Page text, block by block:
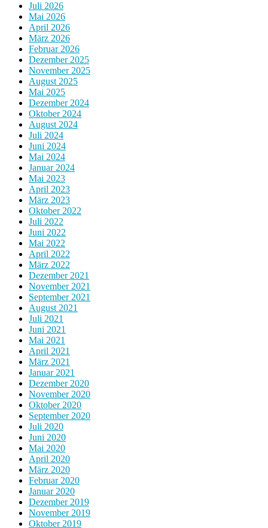
Juli 2026
Mai 2026
April 2026
März 2026
Februar 2026
Dezember 2025
November 2025
August 2025
Mai 2025
Dezember 2024
Oktober 2024
August 2024
Juli 2024
Juni 2024
Mai 2024
Januar 2024
Mai 2023
April 2023
März 2023
Oktober 2022
Juli 2022
Juni 2022
Mai 2022
April 2022
März 2022
Dezember 2021
November 2021
September 2021
August 2021
Juli 2021
Juni 2021
Mai 2021
April 2021
März 2021
Januar 2021
Dezember 2020
November 2020
Oktober 2020
September 2020
Juli 2020
Juni 2020
Mai 2020
April 2020
März 2020
Februar 2020
Januar 2020
Dezember 2019
November 2019
Oktober 2019